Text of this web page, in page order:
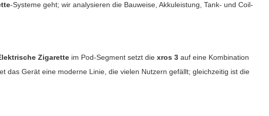
-Systeme geht; wir analysieren die Bauweise, Akkuleistung, Tank- und Coil-
Zigarette im Pod-Segment setzt diexros 3 auf eine Kombination
das Gerät eine moderne Linie, die vielen Nutzern gefällt; gleichzeitig ist die